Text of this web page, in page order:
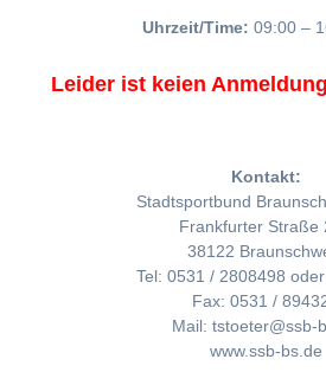
Uhrzeit/Time: 09:00 –
Leider ist keien
Kontakt:
Stadtsportbund
Frankfurter Straße
38122
Tel: 0531 / 2808498
Fax: 0531 /
Mail: tstoeter@ssb-
www.ssb-bs.de